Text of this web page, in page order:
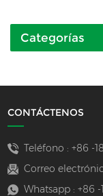
Categorías
CONTÁCTENOS
Teléfono : +86 -
Correo
Whatsapp : +86 -